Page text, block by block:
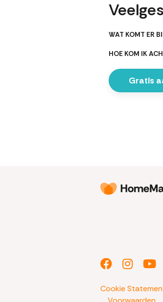
WAT KOMT ER
HOE KOM IK
Gratis
Cookie